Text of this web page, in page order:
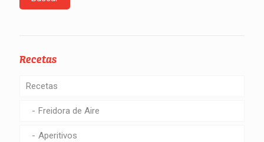
Recetas
Recetas
Freidora de Aire
Aperitivos